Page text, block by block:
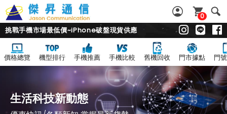
0
挑戰手機市場最低價~iPhone破盤現貨供應
價格總覽 機型排行 手機推薦 手機比較 舊機回收 門市據點 門
生活科技新動態